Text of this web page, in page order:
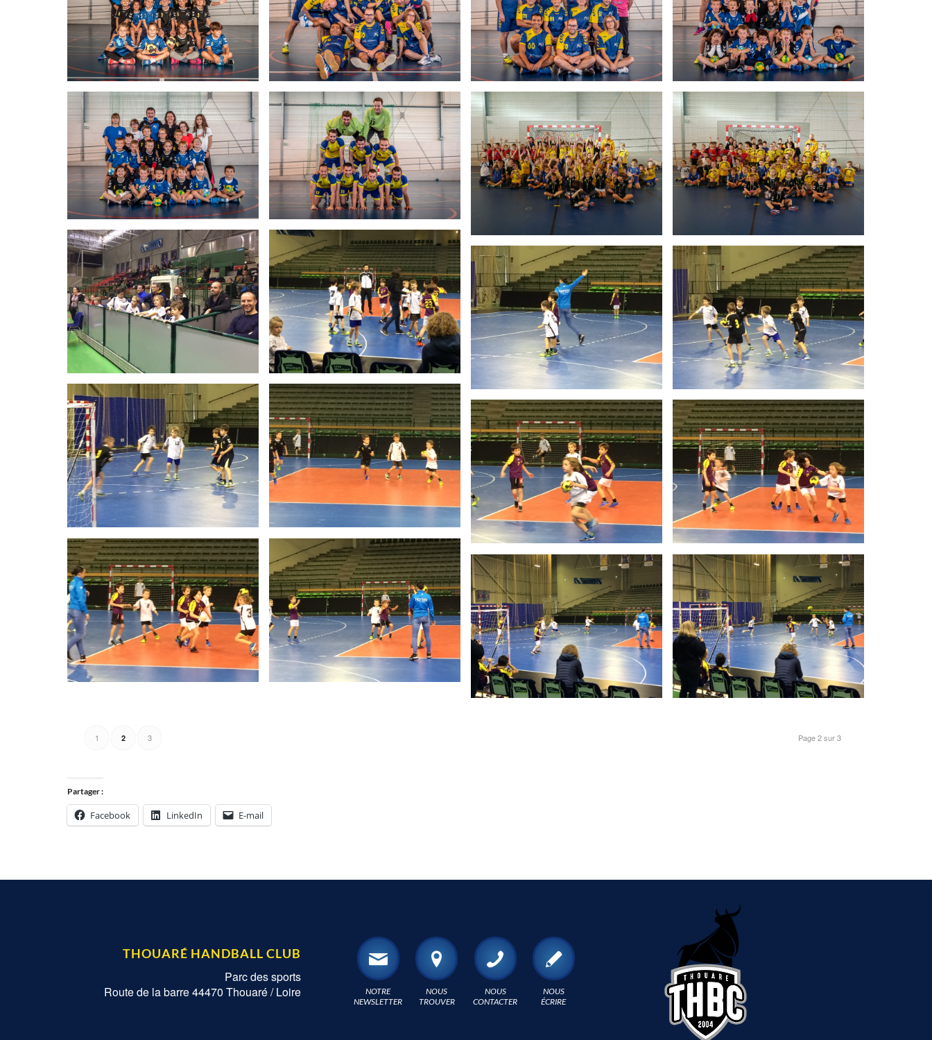
Page 2 sur 3
1 2 3
Partager :
Facebook LinkedIn E-mail
THOUARÉ HANDBALL CLUB
Parc des sports
Route de la barre 44470 Thouaré / Loire
NOTRE
NEWSLETTER
NOUS
TROUVER
NOUS
CONTACTER
NOUS
ÉCRIRE